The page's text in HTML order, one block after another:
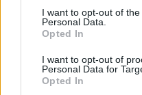
consent section.
I want to opt-out of
Personal Data.
Opted In
I want to opt-out of
Personal Data for
Opted In
TECHNO-
2022. február. 14. 10:51
házfoglalók.
NYUGDÍJBA VONUL